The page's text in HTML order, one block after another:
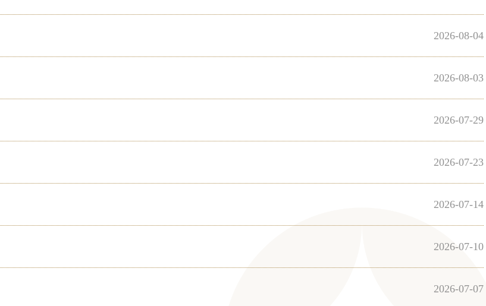
2026-08-04
2026-08-03
2026-07-29
2026-07-23
2026-07-14
2026-07-10
2026-07-07